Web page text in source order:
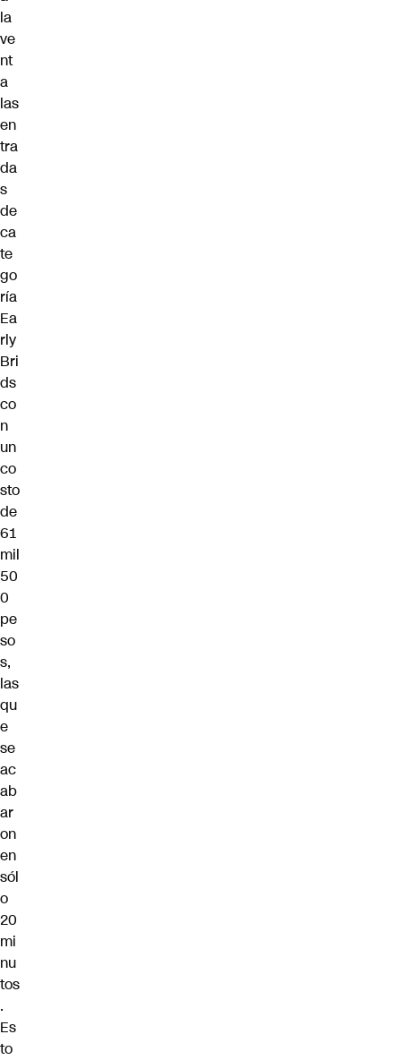
la
ve
nt
a
las
en
tra
da
s
de
ca
te
go
ría
Ea
rly
Bri
ds
co
n
un
co
sto
de
61
mil
50
0
pe
so
s,
las
qu
e
se
ac
ab
ar
on
en
sól
o
20
mi
nu
tos
.
Es
to